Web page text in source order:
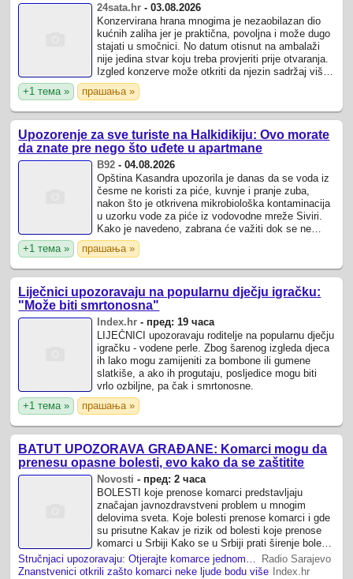
24sata.hr -03.08.2026
Konzervirana hrana mnogima je nezaobilazan dio
kućnih zaliha jer je praktična, povoljna i može dugo
stajati u smočnici. No datum otisnut na ambalaži
nije jedina stvar koju treba provjeriti prije otvaranja.
Izgled konzerve može otkriti da njezin sadržaj više
nije siguran za jelo ...
+1 тема » прашања »
Upozorenje za sve turiste na Halkidikiju: Ovo morate
da znate pre nego što uđete u apartmane
B92 -04.08.2026
Opština Kasandra upozorila je danas da se voda iz
česme ne koristi za piće, kuvnje i pranje zuba,
nakon što je otkrivena mikrobiološka kontaminacija
u uzorku vode za piće iz vodovodne mreže Siviri.
Kako je navedeno, zabrana će važiti dok se ne
obave sve potrebne provere, prenosi ...
+1 тема » прашања »
Liječnici upozoravaju na popularnu dječju igračku:
"Može biti smrtonosna"
Index.hr - пред: 19 часа
LIJEČNICI upozoravaju roditelje na popularnu dječju
igračku - vodene perle. Zbog šarenog izgleda djeca
ih lako mogu zamijeniti za bombone ili gumene
slatkiše, a ako ih progutaju, posljedice mogu biti
vrlo ozbiljne, pa čak i smrtonosne.
+1 тема »
прашања »
BATUT UPOZORAVA GRAĐANE: Komarci mogu da
prenesu opasne bolesti, evo kako da se zaštitite
Novosti - пред: 2 часа
BOLESTI koje prenose komarci predstavljaju
značajan javnozdravstveni problem u mnogim
delovima sveta. Koje bolesti prenose komarci i gde
su prisutne Kakav je rizik od bolesti koje prenose
komarci u Srbiji Kako se u Srbiji prati širenje bolesti
koje prenose komarci Kako se ...Stručnjaci upozoravaju: Otjerajte komarce jednom zauvijek
Radio Sarajevo
Znanstvenici otkrili zašto komarci neke ljude bodu više
Index.hr